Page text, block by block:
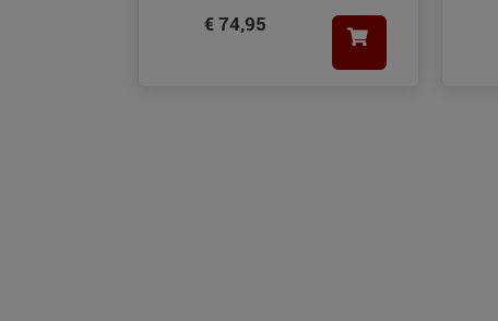
€ 74,95